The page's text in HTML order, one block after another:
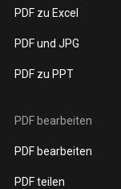
PDF zu Excel
PDF und JPG
PDF zu PPT
PDF bearbeiten
PDF bearbeiten
PDF teilen